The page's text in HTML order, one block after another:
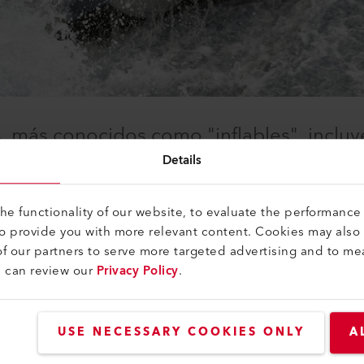
Details
functionality of our website, to evaluate the
provide you with more relevant content. Cookies may
our partners to serve more targeted advertising and to
review ourPrivacy Policy.
USE NECESSARY COOKIES ONLY
más conocidos como "inflables",
medios publicitarios inflables,
alfombras, estructuras e incluso
de aire, se debe garantizar la absoluta estanqueidad de
estos requisitos. Incluso con máquinas de soldar, Leister
costuras de filete y costuras de dobladillo